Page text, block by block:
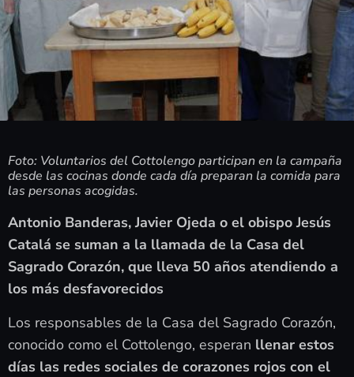
Foto: Voluntarios del Cottolengo participan en la campaña
desde las cocinas donde cada día preparan la comida para
las personas acogidas.
Antonio Banderas, Javier Ojeda o el obispo Jesús
Catalá se suman a la llamada de la Casa del
Sagrado Corazón, que lleva 50 años atendiendo a
los más desfavorecidos
Los responsables de la Casa del Sagrado Corazón,
conocido como el Cottolengo, esperan llenar estos
días las redes sociales de corazones rojos con el